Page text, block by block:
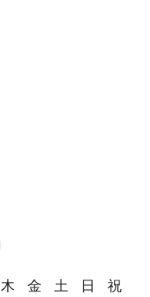
木 金 土 日
祝